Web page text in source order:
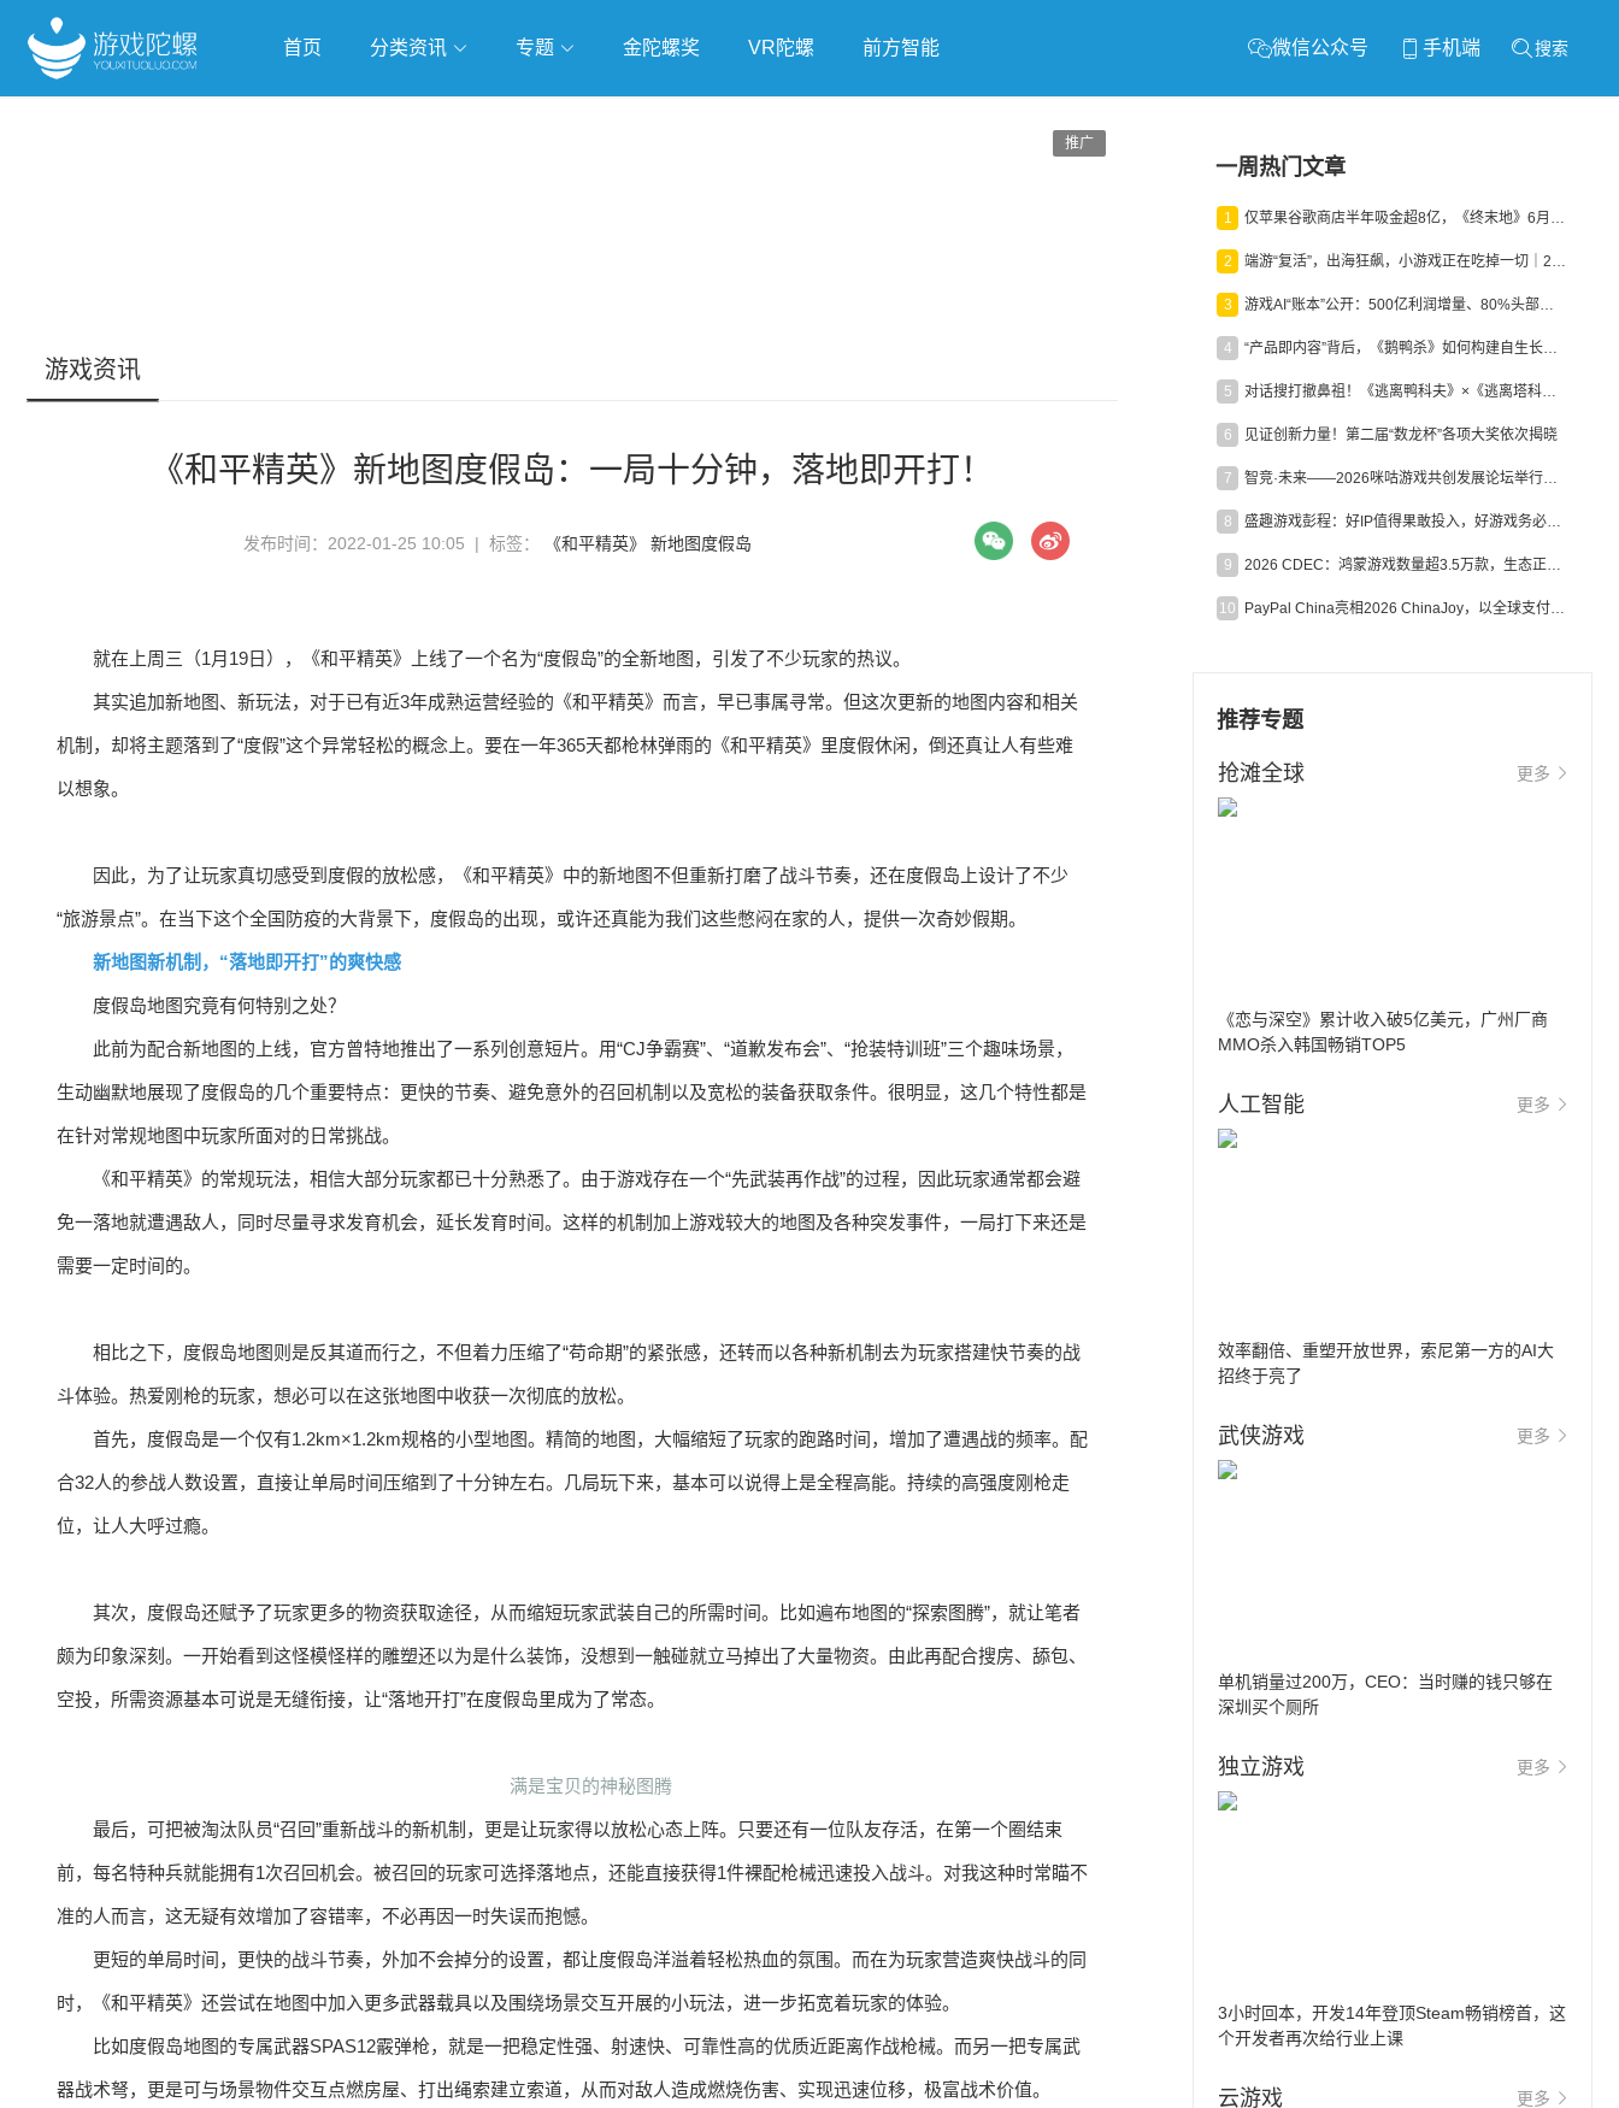
首页 分类资讯 专题 金陀螺奖 VR陀螺 前方智能 微信公众号 手机端 搜索
推广
游戏资讯
《和平精英》新地图度假岛：一局十分钟，落地即开打！
发布时间：2022-01-25 10:05 | 标签： 《和平精英》 新地图度假岛
就在上周三（1月19日），《和平精英》上线了一个名为“度假岛”的全新地图，引发了不少玩家的热议。
其实追加新地图、新玩法，对于已有近3年成熟运营经验的《和平精英》而言，早已事属寻常。但这次更新的地图内容和相关
机制，却将主题落到了“度假”这个异常轻松的概念上。要在一年365天都枪林弹雨的《和平精英》里度假休闲，倒还真让人有些难
以想象。
因此，为了让玩家真切感受到度假的放松感，《和平精英》中的新地图不但重新打磨了战斗节奏，还在度假岛上设计了不少
“旅游景点”。在当下这个全国防疫的大背景下，度假岛的出现，或许还真能为我们这些憋闷在家的人，提供一次奇妙假期。
新地图新机制，“落地即开打”的爽快感
度假岛地图究竟有何特别之处？
此前为配合新地图的上线，官方曾特地推出了一系列创意短片。用“CJ争霸赛”、“道歉发布会”、“抢装特训班”三个趣味场景，
生动幽默地展现了度假岛的几个重要特点：更快的节奏、避免意外的召回机制以及宽松的装备获取条件。很明显，这几个特性都是
在针对常规地图中玩家所面对的日常挑战。
《和平精英》的常规玩法，相信大部分玩家都已十分熟悉了。由于游戏存在一个“先武装再作战”的过程，因此玩家通常都会避
免一落地就遭遇敌人，同时尽量寻求发育机会，延长发育时间。这样的机制加上游戏较大的地图及各种突发事件，一局打下来还是
需要一定时间的。
相比之下，度假岛地图则是反其道而行之，不但着力压缩了“苟命期”的紧张感，还转而以各种新机制去为玩家搭建快节奏的战
斗体验。热爱刚枪的玩家，想必可以在这张地图中收获一次彻底的放松。
首先，度假岛是一个仅有1.2km×1.2km规格的小型地图。精简的地图，大幅缩短了玩家的跑路时间，增加了遭遇战的频率。配
合32人的参战人数设置，直接让单局时间压缩到了十分钟左右。几局玩下来，基本可以说得上是全程高能。持续的高强度刚枪走
位，让人大呼过瘾。
其次，度假岛还赋予了玩家更多的物资获取途径，从而缩短玩家武装自己的所需时间。比如遍布地图的“探索图腾”，就让笔者
颇为印象深刻。一开始看到这怪模怪样的雕塑还以为是什么装饰，没想到一触碰就立马掉出了大量物资。由此再配合搜房、舔包、
空投，所需资源基本可说是无缝衔接，让“落地开打”在度假岛里成为了常态。
满是宝贝的神秘图腾
最后，可把被淘汰队员“召回”重新战斗的新机制，更是让玩家得以放松心态上阵。只要还有一位队友存活，在第一个圈结束
前，每名特种兵就能拥有1次召回机会。被召回的玩家可选择落地点，还能直接获得1件裸配枪械迅速投入战斗。对我这种时常瞄不
准的人而言，这无疑有效增加了容错率，不必再因一时失误而抱憾。
更短的单局时间，更快的战斗节奏，外加不会掉分的设置，都让度假岛洋溢着轻松热血的氛围。而在为玩家营造爽快战斗的同
时，《和平精英》还尝试在地图中加入更多武器载具以及围绕场景交互开展的小玩法，进一步拓宽着玩家的体验。
比如度假岛地图的专属武器SPAS12霰弹枪，就是一把稳定性强、射速快、可靠性高的优质近距离作战枪械。而另一把专属武
器战术弩，更是可与场景物件交互点燃房屋、打出绳索建立索道，从而对敌人造成燃烧伤害、实现迅速位移，极富战术价值。
一周热门文章
1 仅苹果谷歌商店半年吸金超8亿，《终末地》6月份收入显著回暖
2 端游“复活”，出海狂飙，小游戏正在吃掉一切｜2026上半年产业报告
3 游戏AI“账本”公开：500亿利润增量、80%头部入局，谁在闷声发财？
4 “产品即内容”背后，《鹅鸭杀》如何构建自生长生态？
5 对话搜打撤鼻祖！《逃离鸭科夫》×《逃离塔科夫》官方线下沙龙落幕
6 见证创新力量！第二届“数龙杯”各项大奖依次揭晓
7 智竞·未来——2026咪咕游戏共创发展论坛举行：聚力精品内容、AI创作与电竞生态，共建高品质益智健康游戏社区
8 盛趣游戏彭程：好IP值得果敢投入，好游戏务必长效经营
9 2026 CDEC：鸿蒙游戏数量超3.5万款，生态正循环加速产业高质量发展
10 PayPal China亮相2026 ChinaJoy，以全球支付能力助力中国游戏企业深化全球运营
推荐专题
抢滩全球 更多
《恋与深空》累计收入破5亿美元，广州厂商
MMO杀入韩国畅销TOP5
人工智能 更多
效率翻倍、重塑开放世界，索尼第一方的AI大
招终于亮了
武侠游戏 更多
单机销量过200万，CEO：当时赚的钱只够在
深圳买个厕所
独立游戏 更多
3小时回本，开发14年登顶Steam畅销榜首，这
个开发者再次给行业上课
云游戏 更多